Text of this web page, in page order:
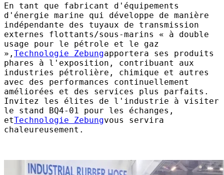
En tant que fabricant d'équipements
d'énergie marine qui développe de manière
indépendante des tuyaux de transmission
externes flottants/sous-marins « à double
usage pour le pétrole et le gaz
», Technologie Zebungapportera ses produits
phares à l'exposition, contribuant aux
industries pétrolière, chimique et autres
avec des performances continuellement
améliorées et des services plus parfaits.
Invitez les élites de l'industrie à visiter
le stand BQ4-01 pour les échanges,
etTechnologie Zebungvous servira
chaleureusement.